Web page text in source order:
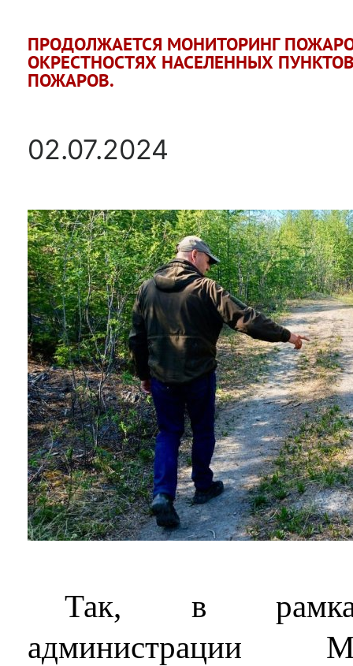
ПРОДОЛЖАЕТСЯ МОНИТОРИНГ
ОКРЕСТНОСТЯХ НАСЕЛЕННЫХ
ПОЖАРОВ.
02.07.2024
Так, в рамках
администрации